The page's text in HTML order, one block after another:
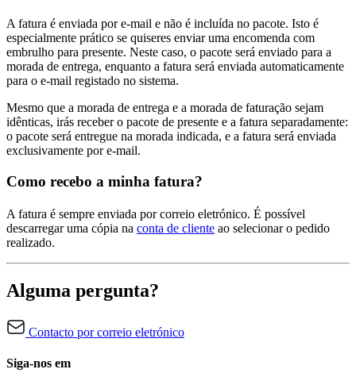
A fatura é enviada por e-mail e não é incluída no pacote. Isto é
especialmente prático se quiseres enviar uma encomenda com
embrulho para presente. Neste caso, o pacote será enviado para a
morada de entrega, enquanto a fatura será enviada automaticamente
para o e-mail registado no sistema.
Mesmo que a morada de entrega e a morada de faturação sejam
idênticas, irás receber o pacote de presente e a fatura separadamente:
o pacote será entregue na morada indicada, e a fatura será enviada
exclusivamente por e-mail.
Como recebo a minha fatura?
A fatura é sempre enviada por correio eletrónico. É possível
descarregar uma cópia na conta de cliente ao selecionar o pedido
realizado.
Alguma pergunta?
Contacto por correio eletrónico
Siga-nos em